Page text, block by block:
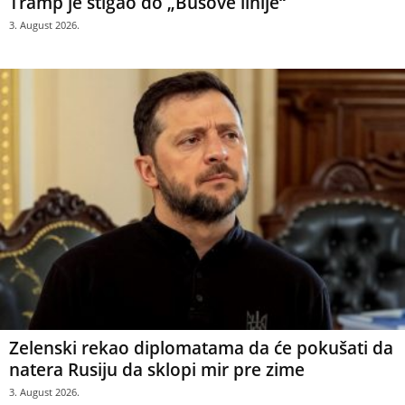
3. August 2026.
Zelenski rekao diplomatama da će pokušati da
natera Rusiju da sklopi mir pre zime
3. August 2026.